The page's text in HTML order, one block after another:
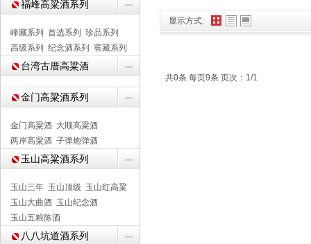
福峰高粱酒系列
峰藏系列 首选系列
珍品系列
高级系列
纪念酒系列 窖藏系列
台湾古厝高粱酒
金门高粱酒系列
金门高粱酒 大顺高粱酒
两岸高粱酒 子弹炮弹酒
玉山高粱酒系列
玉山三年 玉山顶级 玉山红高粱
玉山大曲酒 玉山纪念酒
玉山五粮陈酒
八八坑道酒系列
显示方式:
共0条 每页9条 页次：1/1